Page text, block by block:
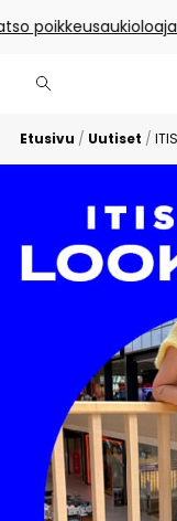
Etusivu / Uutiset /